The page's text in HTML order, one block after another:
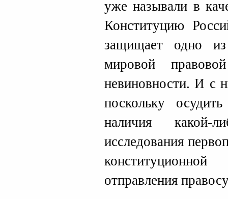
уже называли в
Конституцию
защищает одно
мировой
невиновности. И с
поскольку
наличия какой-
исследования
отправления